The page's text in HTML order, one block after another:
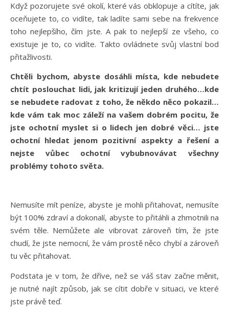
Když pozorujete své okolí, které vás obklopuje a cítíte, jak
oceňujete to, co vidíte, tak ladíte sami sebe na frekvence
toho nejlepšího, čím jste. A pak to nejlepší ze všeho, co
existuje je to, co vidíte. Takto ovládnete svůj vlastní bod
přitažlivosti.
Chtěli bychom, abyste dosáhli místa, kde nebudete
chtít poslouchat lidi, jak kritizují jeden druhého…kde
se nebudete radovat z toho, že někdo něco pokazil…
kde vám tak moc záleží na vašem dobrém pocitu, že
jste ochotní myslet si o lidech jen dobré věci… jste
ochotní hledat jenom pozitivní aspekty a řešení a
nejste vůbec ochotní vybubnovávat všechny
problémy tohoto světa.
Nemusíte mít peníze, abyste je mohli přitahovat, nemusíte
být 100% zdraví a dokonalí, abyste to přitáhli a zhmotnili na
svém těle. Nemůžete ale vibrovat zároveň tím, že jste
chudí, že jste nemocní, že vám prostě něco chybí a zároveň
tu věc přitahovat.
Podstata je v tom, že dříve, než se váš stav začne měnit,
je nutné najít způsob, jak se cítit dobře v situaci, ve které
jste právě teď.